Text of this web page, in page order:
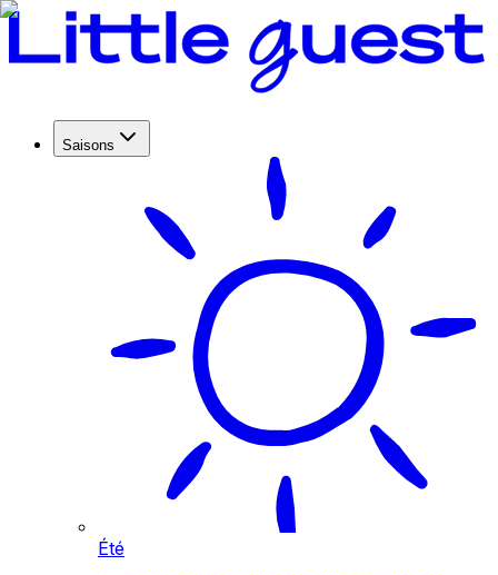
Saisons
Été